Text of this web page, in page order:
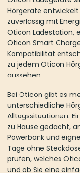
Oticon Ladegerät oder
die genaue
passt zu jedem Oticon
aussehen.
Bei Oticon gibt es
integrierte Powerbank
längere Tage ohne
prüfen, welches
Sie eine einfache
benötigen.
Eine Übersicht
unserer Kategorie für